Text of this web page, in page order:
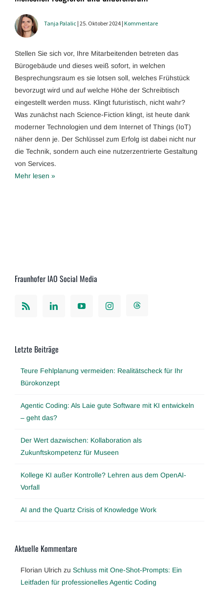
Tanja Palalic | 25. Oktober 2024 | Kommentare
Stellen Sie sich vor, Ihre Mitarbeitenden betreten das
Bürogebäude und dieses weiß sofort, in welchen
Besprechungsraum es sie lotsen soll, welches Frühstück
bevorzugt wird und auf welche Höhe der Schreibtisch
eingestellt werden muss. Klingt futuristisch, nicht wahr?
Was zunächst nach Science-Fiction klingt, ist heute dank
moderner Technologien und dem Internet of Things (IoT)
näher denn je. Der Schlüssel zum Erfolg ist dabei nicht nur
die Technik, sondern auch eine nutzerzentrierte Gestaltung
von Services.
Mehr lesen »
Fraunhofer IAO Social Media
Letzte Beiträge
Teure Fehlplanung vermeiden: Realitätscheck für Ihr
Bürokonzept
Agentic Coding: Als Laie gute Software mit KI entwickeln
– geht das?
Der Wert dazwischen: Kollaboration als
Zukunftskompetenz für Museen
Kollege KI außer Kontrolle? Lehren aus dem OpenAI-
Vorfall
AI and the Quartz Crisis of Knowledge Work
Aktuelle Kommentare
Florian Ulrich zu Schluss mit One-Shot-Prompts: Ein
Leitfaden für professionelles Agentic Coding